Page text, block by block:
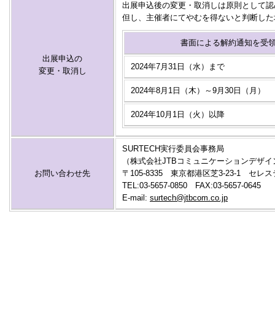
出展申込の
変更・取消し
出展申込後の変更・取消しは原則として
但し、主催者にてやむを得ないと判断し
書面による解約通知を受
2024年7月31日（水）まで
2024年8月1日（木）～9月30日（月）
2024年10月1日（火）以降
お問い合わせ先
SURTECH実行委員会事務局
（株式会社JTBコミュニケーションデザイ
〒105-8335 東京都港区芝3-23-1 セレス
TEL:03-5657-0850 FAX:03-5657-0645
E-mail: surtech@jtbcom.co.jp